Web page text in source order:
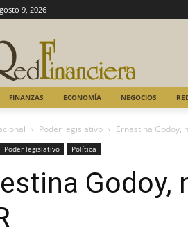
9, 2026
FINANZAS ECONOMÍA NEGOCIOS
Poder legislativo Ernestina Godoy,
Poder legislativo Política
Godoy,